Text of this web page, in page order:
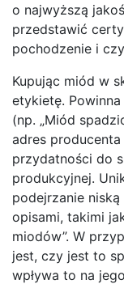
o najwyższą
przedstawić
pochodzenie i
Kupując miód w
etykietę.
(np. „Miód
adres
przydatności do
produkcyjnej.
podejrzanie
opisami, takimi
miodów”. W
jest, czy jest to
wpływa to na